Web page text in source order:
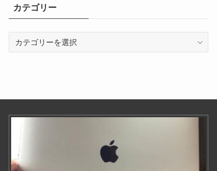
カテゴリー